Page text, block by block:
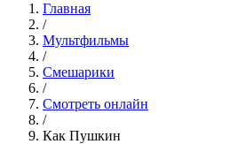
Главная
/
Мультфильмы
/
Смешарики
/
Смотреть онлайн
/
Как Пушкин